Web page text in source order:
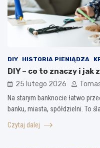
DIY HISTORIA PIENIĄDZA
DIY – co to znaczy i jak
25 lutego 2026
Na starym banknocie łatwo
banku, miasta, spółdzielni. To
Czytaj dalej